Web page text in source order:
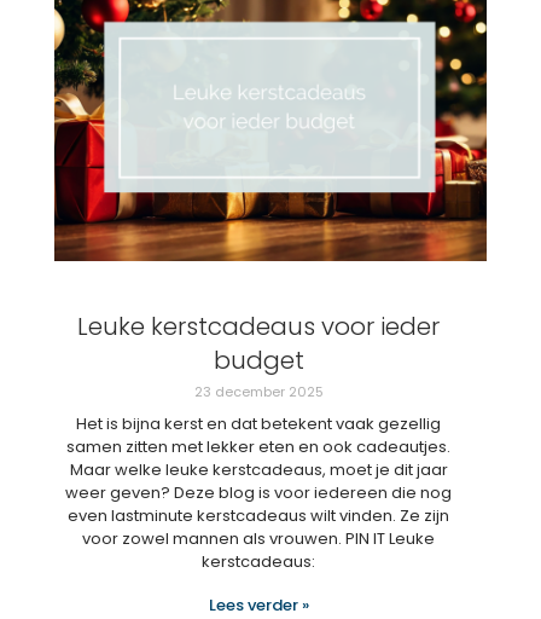
Leuke kerstcadeaus voor ieder
budget
23 december 2025
Het is bijna kerst en dat betekent vaak gezellig
samen zitten met lekker eten en ook cadeautjes.
Maar welke leuke kerstcadeaus, moet je dit jaar
weer geven? Deze blog is voor iedereen die nog
even lastminute kerstcadeaus wilt vinden. Ze zijn
voor zowel mannen als vrouwen. PIN IT Leuke
kerstcadeaus:
Lees verder »